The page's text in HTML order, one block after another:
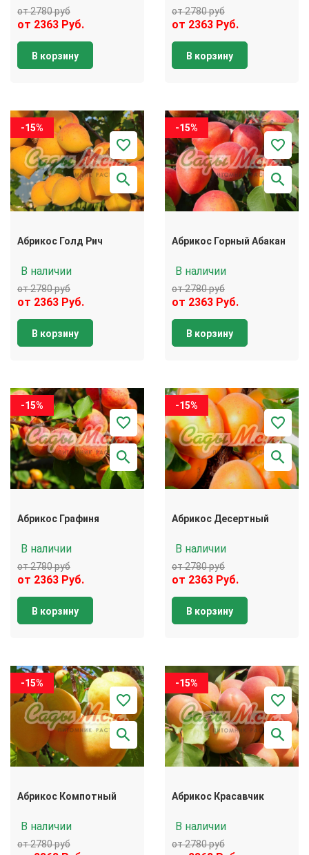
от 2780 руб
от 2363 Руб.
В корзину
от 2780 руб
от 2363 Руб.
В корзину
-15%
Абрикос Голд Рич
В наличии
от 2780 руб
от 2363 Руб.
В корзину
-15%
Абрикос Горный Абакан
В наличии
от 2780 руб
от 2363 Руб.
В корзину
-15%
Абрикос Графиня
В наличии
от 2780 руб
от 2363 Руб.
В корзину
-15%
Абрикос Десертный
В наличии
от 2780 руб
от 2363 Руб.
В корзину
-15%
Абрикос Компотный
В наличии
от 2780 руб
-15%
Абрикос Красавчик
В наличии
от 2780 руб